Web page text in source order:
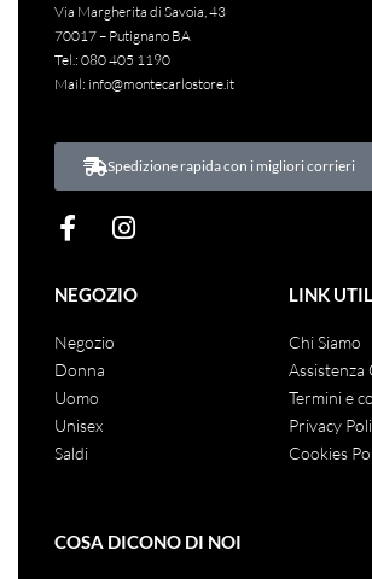
Via Margherita di Savoia, 43
70017 – Putignano BA
Tel.: 080 405 1190
Mail: info@montecarlostore.it
Spedizione rapida con i migliori corrieri
NEGOZIO
Negozio
Donna
Uomo
Unisex
Saldi
LINK
Chi Siamo
Assistenza
Termini e
Privacy
Cookies
COSA DICONO DI NOI